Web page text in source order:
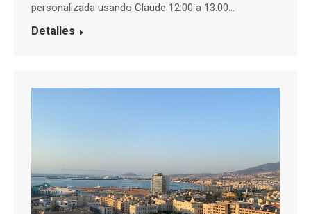
personalizada usando Claude 12:00 a 13:00…
Detalles